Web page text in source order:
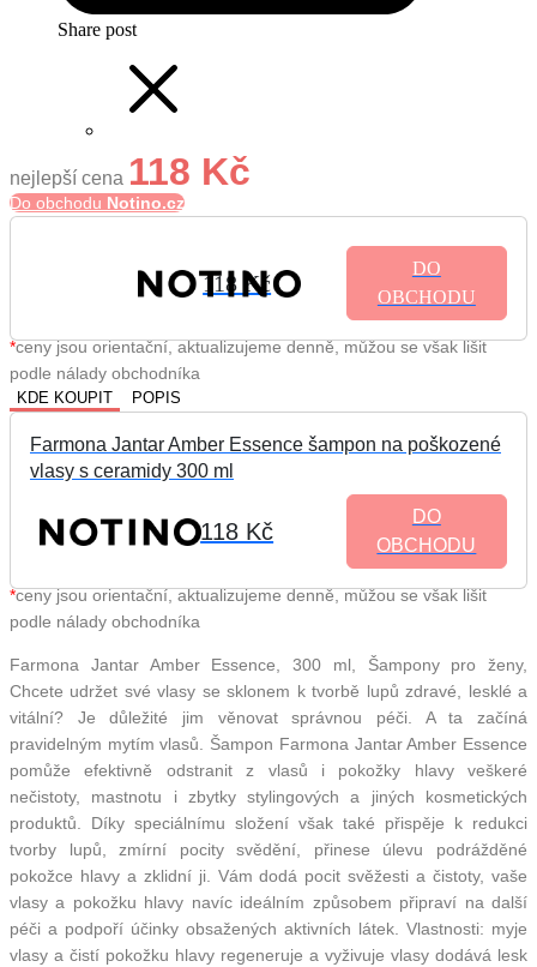
Share post
nejlepší cena 118 Kč
Do obchodu Notino.cz
118 Kč
DO
OBCHODU
*ceny jsou orientační, aktualizujeme denně, můžou se však lišit
podle nálady obchodníka
KDE KOUPIT POPIS
Farmona Jantar Amber Essence šampon na poškozené
vlasy s ceramidy 300 ml
118 Kč
DO
OBCHODU
*ceny jsou orientační, aktualizujeme denně, můžou se však lišit
podle nálady obchodníka
Farmona Jantar Amber Essence, 300 ml, Šampony pro ženy,
Chcete udržet své vlasy se sklonem k tvorbě lupů zdravé, lesklé a
vitální? Je důležité jim věnovat správnou péči. A ta začíná
pravidelným mytím vlasů. Šampon Farmona Jantar Amber Essence
pomůže efektivně odstranit z vlasů i pokožky hlavy veškeré
nečistoty, mastnotu i zbytky stylingových a jiných kosmetických
produktů. Díky speciálnímu složení však také přispěje k redukci
tvorby lupů, zmírní pocity svědění, přinese úlevu podrážděné
pokožce hlavy a zklidní ji. Vám dodá pocit svěžesti a čistoty, vaše
vlasy a pokožku hlavy navíc ideálním způsobem připraví na další
péči a podpoří účinky obsažených aktivních látek. Vlastnosti: myje
vlasy a čistí pokožku hlavy regeneruje a vyživuje vlasy dodává lesk